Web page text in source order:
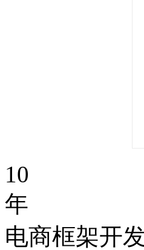
10
年
电商框架开